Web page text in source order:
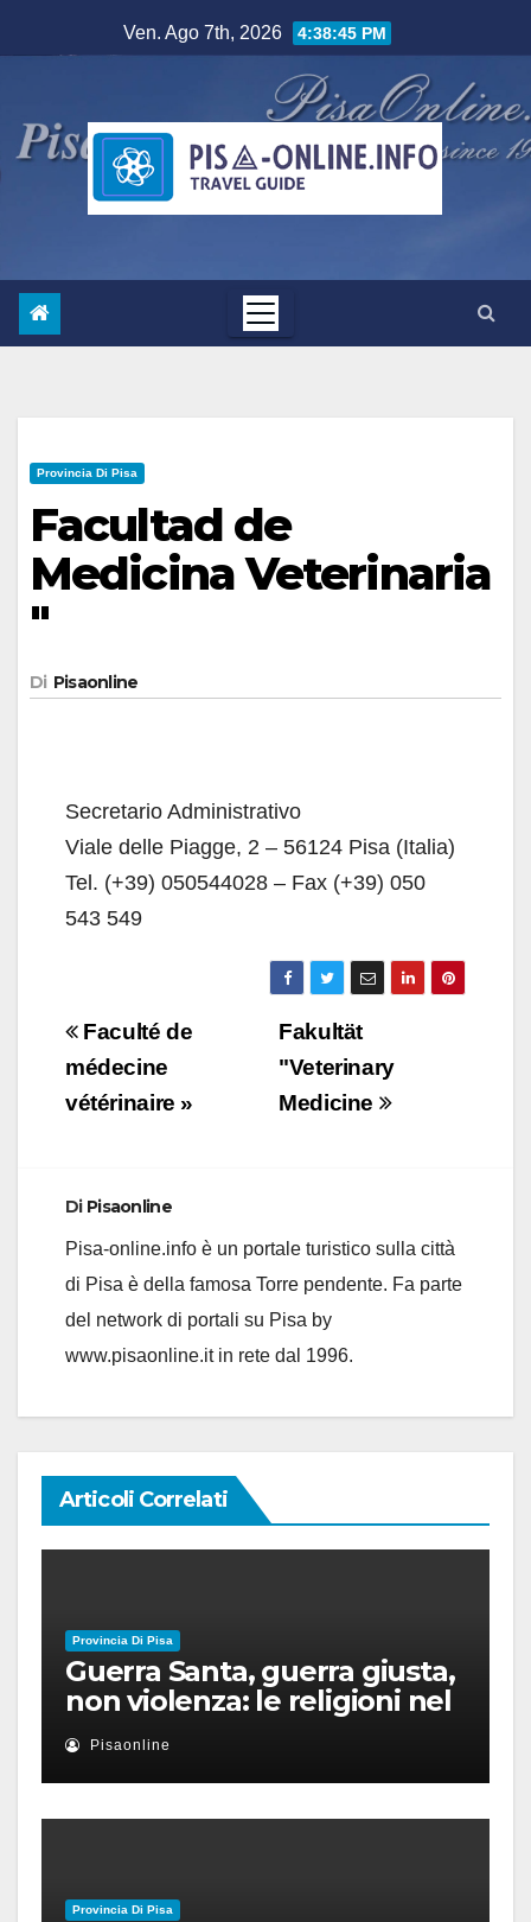
al
Ven. Ago 7th, 2026 4:38:46 PM
Provincia Di Pisa
Facultad de
Medicina Veterinaria
"
Di Pisaonline
Secretario Administrativo
Viale delle Piagge, 2 – 56124 Pisa (Italia)
Tel. (+39) 050544028 – Fax (+39) 050
543 549
Navigazione
articoli
Fakultät
"Veterinary
Medicine
Faculté de
médecine
vétérinaire »
Di Pisaonline
Pisa-online.info è un portale turistico sulla città
di Pisa è della famosa Torre pendente. Fa parte
del network di portali su Pisa by
www.pisaonline.it in rete dal 1996.
Articoli Correlati
Provincia Di Pisa
Guerra Santa, guerra giusta,
non violenza: le religioni nel
nuovo disordine mondiale
Pisaonline
Provincia Di Pisa